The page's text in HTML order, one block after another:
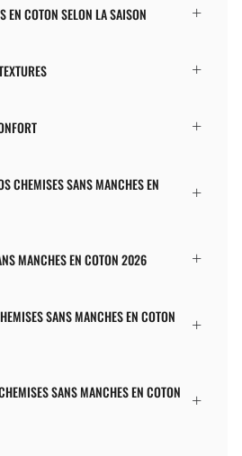
EN COTON SELON LA SAISON
CHEMISES SANS MANCHES EN
MANCHES EN COTON 2026
SANS MANCHES EN COTON
SANS MANCHES EN COTON